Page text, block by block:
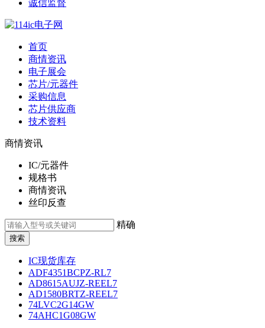
诚信监督
首页
商情资讯
电子展会
芯片/元器件
采购信息
芯片供应商
技术资料
商情资讯
IC/元器件
规格书
商情资讯
丝印反查
精确
IC现货库存
ADF4351BCPZ-RL7
AD8615AUJZ-REEL7
AD1580BRTZ-REEL7
74LVC2G14GW
74AHC1G08GW